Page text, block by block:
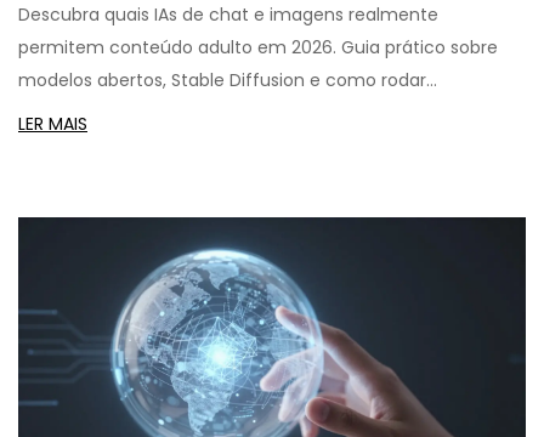
Descubra quais IAs de chat e imagens realmente
permitem conteúdo adulto em 2026. Guia prático sobre
modelos abertos, Stable Diffusion e como rodar
ferramentas sem censura localmente.
LER MAIS